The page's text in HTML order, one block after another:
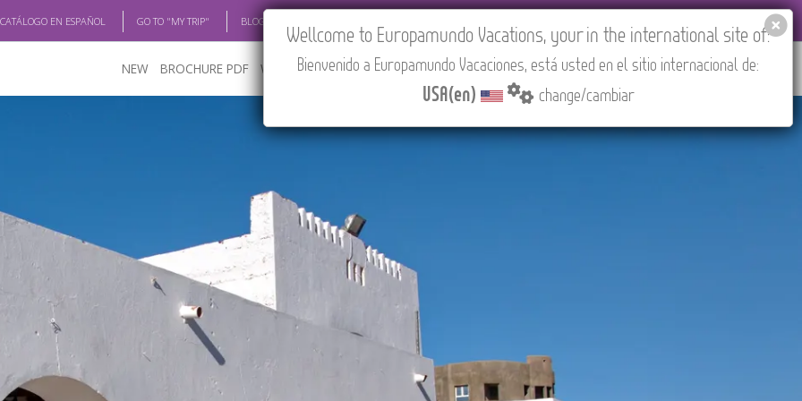
EN ESPAÑOL GO TO "MY TRIP" BLOG
NEW BROCHURE PDF WHERE TO BUY FEATURED ABOUT US CONTACT Find your Tour
Wellcome to Europamundo Vacations, your in the international site of:
Bienvenido a Europamundo Vacaciones, está usted en el sitio internacional de:
USA(en) change/cambiar